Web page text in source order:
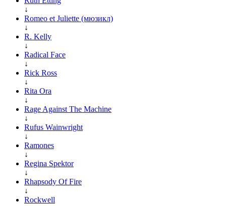
↓
Romeo et Juliette (мюзикл)
↓
R. Kelly
↓
Radical Face
↓
Rick Ross
↓
Rita Ora
↓
Rage Against The Machine
↓
Rufus Wainwright
↓
Ramones
↓
Regina Spektor
↓
Rhapsody Of Fire
↓
Rockwell